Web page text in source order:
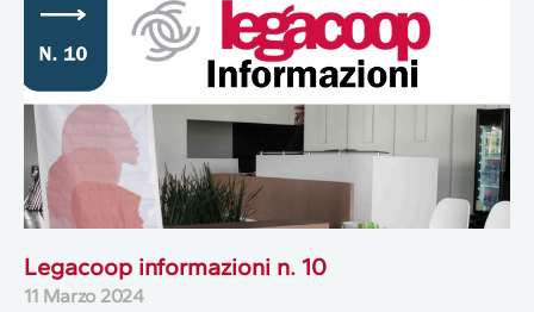
Legacoop informazioni n. 10
11 Marzo 2024